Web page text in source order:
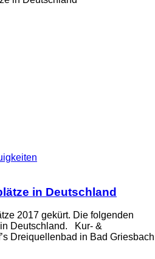
in Deutschland
2017 gekürt. Die folgenden
Deutschland. Kur- &
Dreiquellenbad in Bad Griesbach